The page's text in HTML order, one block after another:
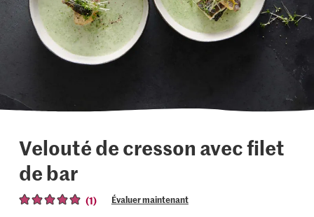
Velouté de cresson avec filet
de bar
(1) Évaluer maintenant